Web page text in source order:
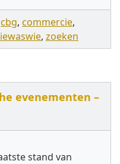
cbg, commercie,
, zoeken
evenementen –
stand van